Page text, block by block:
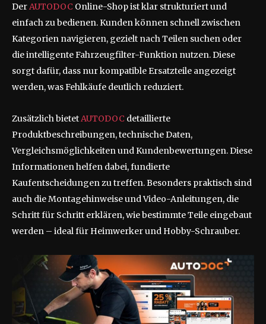
DerAUTODOC Online-Shop ist klar strukturiert und
einfach zu bedienen. Kunden können schnell zwischen
Kategorien navigieren, gezielt nach Teilen suchen oder
die intelligente Fahrzeugfilter-Funktion nutzen. Diese
sorgt dafür, dass nur kompatible Ersatzteile angezeigt
werden, was Fehlkäufe deutlich reduziert.
Zusätzlich bietetAUTODOC detaillierte
Produktbeschreibungen, technische Daten,
Vergleichsmöglichkeiten und Kundenbewertungen. Diese
Informationen helfen dabei, fundierte
Kaufentscheidungen zu treffen. Besonders praktisch sind
auch die Montagehinweise und Video-Anleitungen, die
Schritt für Schritt erklären, wie bestimmte Teile eingebaut
werden – ideal für Heimwerker und Hobby-Schrauber.